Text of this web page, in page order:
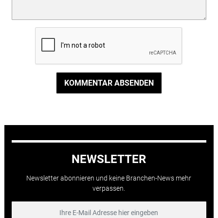
KOMMENTAR ABSENDEN
NEWSLETTER
Newsletter abonnieren und keine Branchen-News mehr
verpassen.